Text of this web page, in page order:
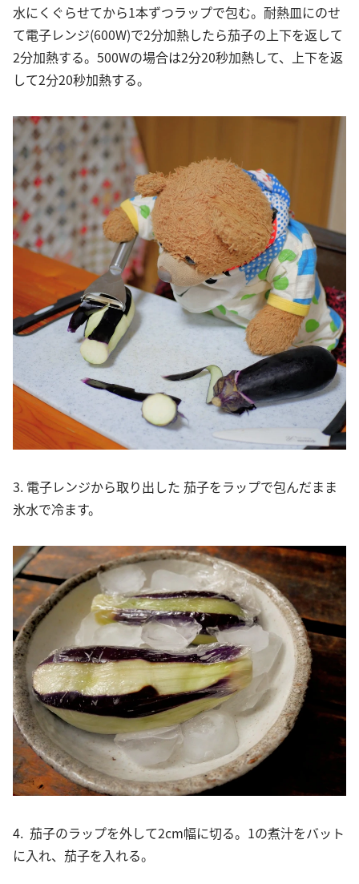
水にくぐらせてから1本ずつラップで包む。耐熱皿にのせ
て電子レンジ(600W)で2分加熱したら茄子の上下を返して
2分加熱する。500Wの場合は2分20秒加熱して、上下を返
して2分20秒加熱する。
3. 電子レンジから取り出した 茄子をラップで包んだまま
氷水で冷ます。
4. 茄子のラップを外して2cm幅に切る。1の煮汁をバット
に入れ、茄子を入れる。